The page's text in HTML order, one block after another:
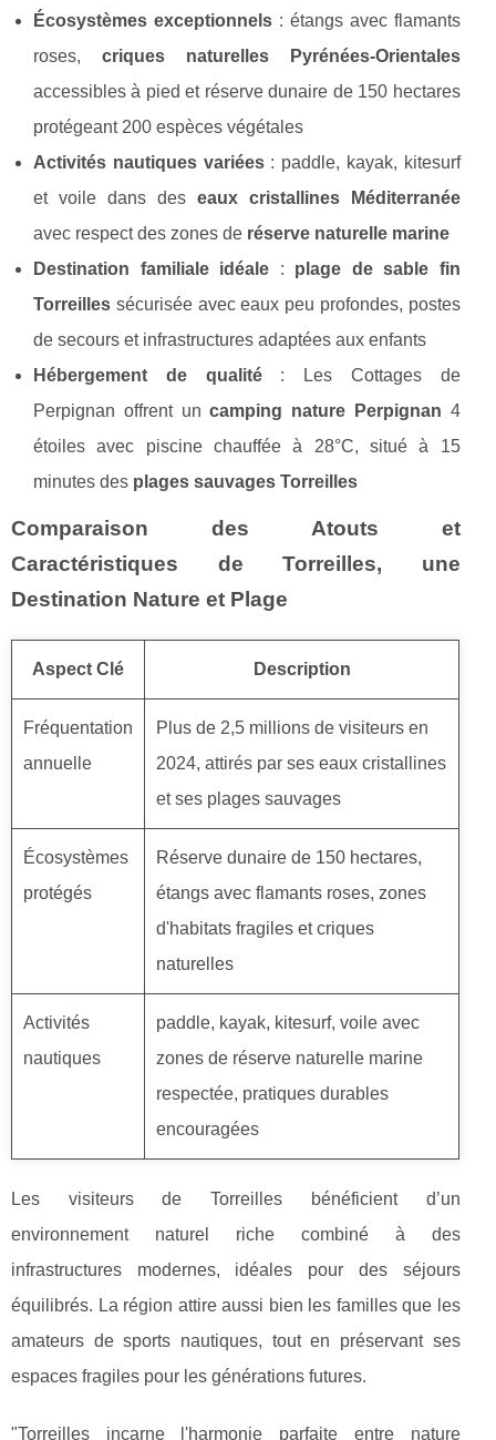
Écosystèmes exceptionnels: étangs avec flamants
roses, criques naturelles Pyrénées-Orientales
accessibles à pied et réserve dunaire de 150 hectares
protégeant 200 espèces végétales
Activités nautiques variées: paddle, kayak, kitesurf
et voile dans des eaux cristallines Méditerranée
avec respect des zones de réserve naturelle marine
Destination familiale idéale : plage de sable fin
Torreilles sécurisée avec eaux peu profondes, postes
de secours et infrastructures adaptées aux enfants
Hébergement de qualité: Les Cottages de
Perpignan offrent uncamping nature Perpignan 4
étoiles avec piscine chauffée à 28°C, situé à 15
minutes des plages sauvages Torreilles
Comparaison des Atouts et
Caractéristiques de Torreilles, une
Destination Nature et Plage
Aspect Clé Description
Fréquentation
annuelle
Plus de 2,5 millions de visiteurs en
2024, attirés par ses eaux cristallines
et ses plages sauvages
Écosystèmes
protégés
Réserve dunaire de 150 hectares,
étangs avec flamants roses, zones
d'habitats fragiles et criques
naturelles
Activités
nautiques
paddle, kayak, kitesurf, voile avec
zones de réserve naturelle marine
respectée, pratiques durables
encouragées
Les visiteurs de Torreilles bénéficient d’un
environnement naturel riche combiné à des
infrastructures modernes, idéales pour des séjours
équilibrés. La région attire aussi bien les familles que les
amateurs de sports nautiques, tout en préservant ses
espaces fragiles pour les générations futures.
"Torreilles incarne l'harmonie parfaite entre nature